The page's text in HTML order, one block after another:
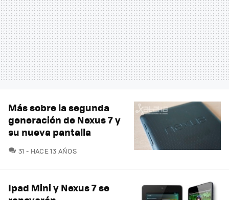
Más sobre la segunda
generación de Nexus 7 y
su nueva pantalla
31 COMENTARIOS
HACE 13 AÑOS
Ipad Mini y Nexus 7 se